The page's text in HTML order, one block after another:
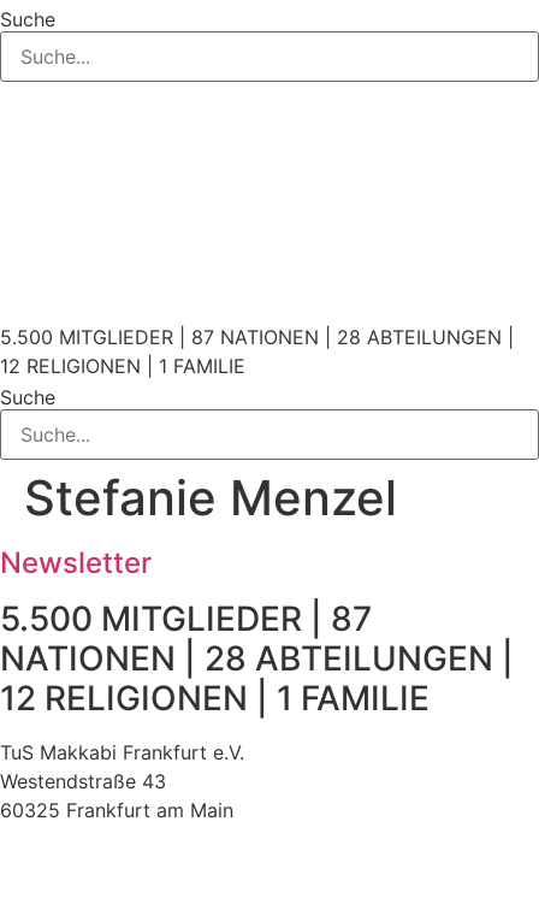
Suche
5.500 MITGLIEDER | 87 NATIONEN | 28 ABTEILUNGEN |
12 RELIGIONEN | 1 FAMILIE
Suche
Stefanie Menzel
Newsletter
5.500 MITGLIEDER | 87
NATIONEN | 28 ABTEILUNGEN |
12 RELIGIONEN | 1 FAMILIE
TuS Makkabi Frankfurt e.V.
Westendstraße 43
60325 Frankfurt am Main